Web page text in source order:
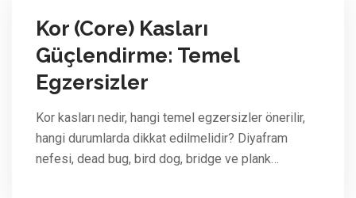
Kor (Core) Kasları
Güçlendirme: Temel
Egzersizler
Kor kasları nedir, hangi temel egzersizler önerilir,
hangi durumlarda dikkat edilmelidir? Diyafram
nefesi, dead bug, bird dog, bridge ve plank…